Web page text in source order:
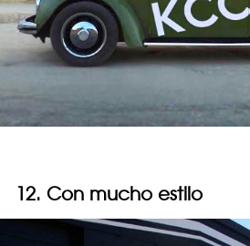
12. Con mucho estilo